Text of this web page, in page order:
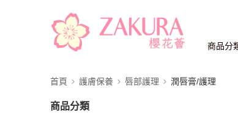
商品分
首頁 護膚保養 唇部護理 潤唇膏/護理
商品分類